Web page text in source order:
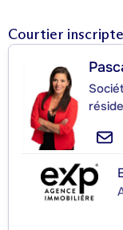
Courtier